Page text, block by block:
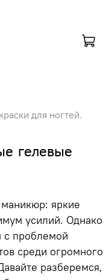
для ногтей.
гелевые
яркие
усилий. Однако
с проблемой
среди огромного
разберемся,